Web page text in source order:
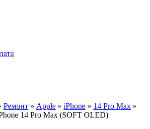
Ремонт » Apple » iPhone » 14 Pro Max »
14 Pro Max (SOFT OLED)